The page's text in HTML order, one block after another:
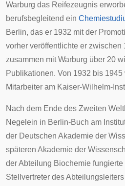
Warburg das Reifezeugnis
berufsbegleitend ein
Berlin, das er 1932 mit der
vorher veröffentlichte er zwischen
zusammen mit Warburg über 20
Publikationen. Von 1932 bis
Mitarbeiter am Kaiser-Wilhelm-
Nach dem Ende des Zweiten
Negelein in Berlin-Buch am
der Deutschen Akademie der
späteren Akademie der
der Abteilung Biochemie
Stellvertreter des Abteilungsleiters